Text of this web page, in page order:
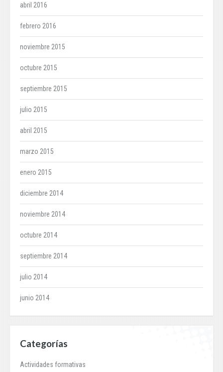
abril 2016
febrero 2016
noviembre 2015
octubre 2015
septiembre 2015
julio 2015
abril 2015
marzo 2015
enero 2015
diciembre 2014
noviembre 2014
octubre 2014
septiembre 2014
julio 2014
junio 2014
Categorías
Actividades formativas